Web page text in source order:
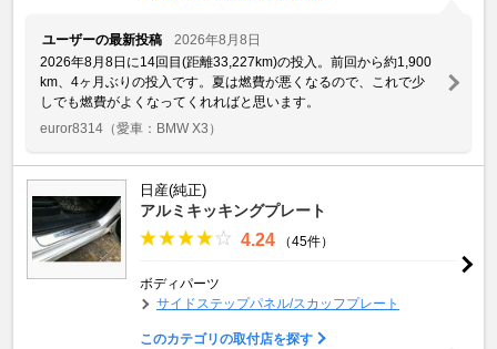
ユーザーの最新投稿
2026年8月8日
2026年8月8日に14回目(距離33,227km)の投入。前回から約1,900
km、4ヶ月ぶりの投入です。夏は燃費が悪くなるので、これで少
しでも燃費がよくなってくれればと思います。
euror8314 （愛車：BMW X3）
日産(純正)
アルミキッキングプレート
4.24 （45件）
ボディパーツ
サイドステップパネル/スカッフプレート
このカテゴリの取付店を探す